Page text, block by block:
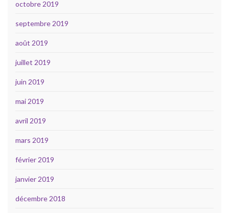
octobre 2019
septembre 2019
août 2019
juillet 2019
juin 2019
mai 2019
avril 2019
mars 2019
février 2019
janvier 2019
décembre 2018